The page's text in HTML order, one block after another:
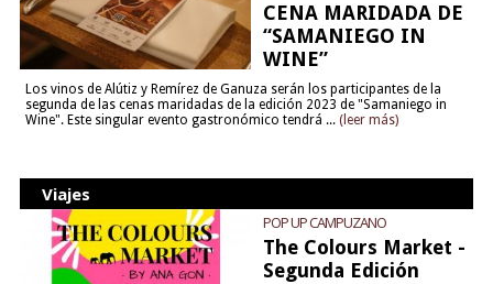
CENA MARIDADA DE
“SAMANIEGO IN
WINE”
Los vinos de Alútiz y Remírez de Ganuza serán los participantes de la
segunda de las cenas maridadas de la edición 2023 de "Samaniego in
Wine". Este singular evento gastronómico tendrá ... (leer más)
Viajes
POP UP CAMPUZANO
The Colours Market -
Segunda Edición